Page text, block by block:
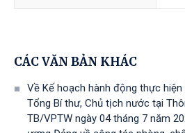
CÁC VĂN BẢN KHÁC
Về Kế hoạch hành động thực
Tổng Bí thư, Chủ tịch nước tại
TB/VPTW ngày 04 tháng 7 năm